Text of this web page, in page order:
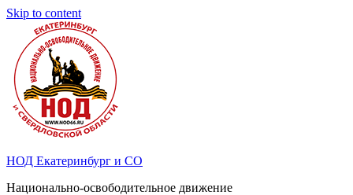
Skip to content
НОД Екатеринбург и СО
Национально-освободительное движение